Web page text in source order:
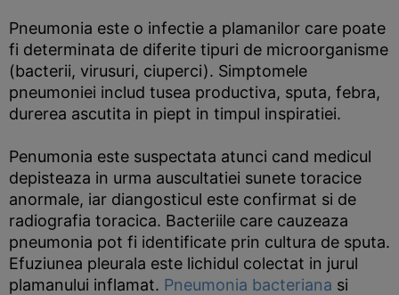
Pneumonia este o infectie a plamanilor care poate
fi determinata de diferite tipuri de microorganisme
(bacterii, virusuri, ciuperci). Simptomele
pneumoniei includ tusea productiva, sputa, febra,
durerea ascutita in piept in timpul inspiratiei.
Penumonia este suspectata atunci cand medicul
depisteaza in urma auscultatiei sunete toracice
anormale, iar diangosticul este confirmat si de
radiografia toracica. Bacteriile care cauzeaza
pneumonia pot fi identificate prin cultura de sputa.
Efuziunea pleurala este lichidul colectat in jurul
plamanului inflamat. Pneumonia bacteriana si